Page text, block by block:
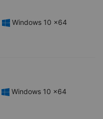
Windows 10 x64
Windows 10 x64